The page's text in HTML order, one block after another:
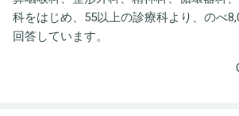
科をはじめ、55以上の診療科より、のべ
回答しています。